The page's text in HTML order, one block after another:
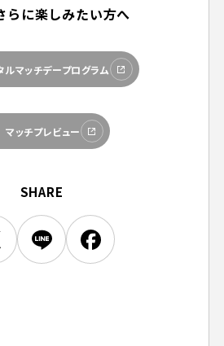
デミー
ーク
らに楽しみたい方へ
ルマッチデープログラム
マッチプレビュー
SHARE